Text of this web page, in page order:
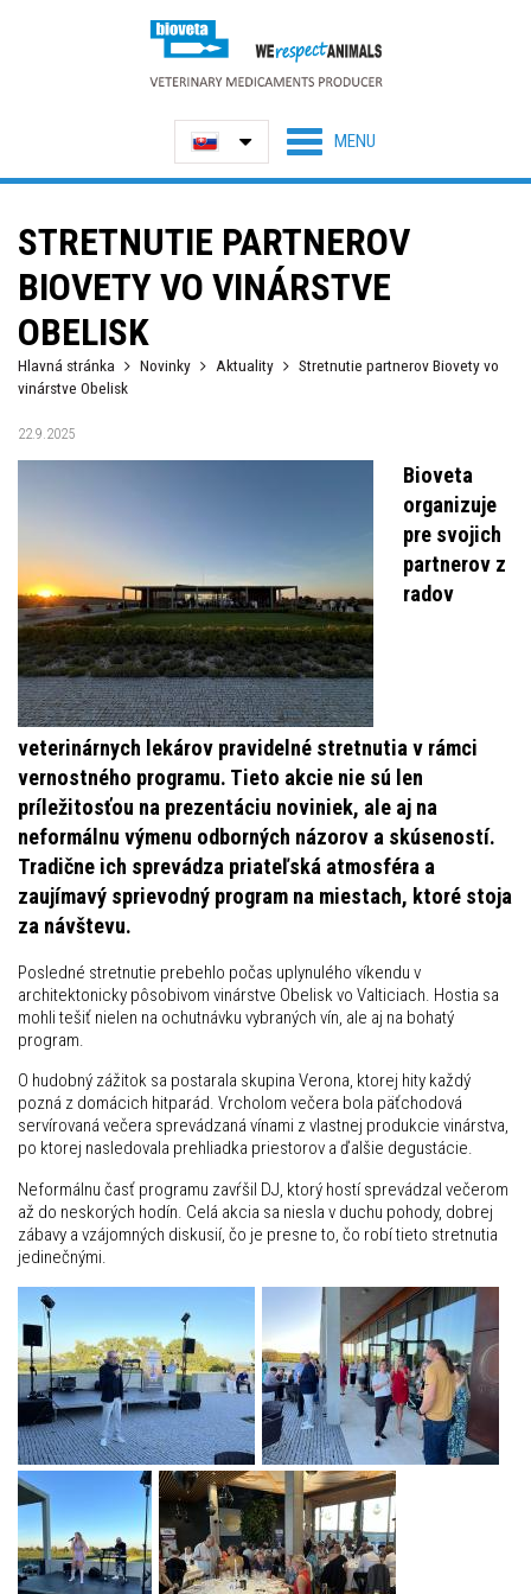
STRETNUTIE PARTNEROV
BIOVETY VO VINÁRSTVE
OBELISK
Hlavná stránka Novinky Aktuality
Stretnutie partnerov Biovety vo
vinárstve Obelisk
22.9.2025
Bioveta
organizuje
pre svojich
partnerov z
radov
veterinárnych lekárov pravidelné stretnutia v rámci
vernostného programu. Tieto akcie nie sú len
príležitosťou na prezentáciu noviniek, ale aj na
neformálnu výmenu odborných názorov a skúseností.
Tradične ich sprevádza priateľská atmosféra a
zaujímavý sprievodný program na miestach, ktoré stoja
za návštevu.
Posledné stretnutie prebehlo počas uplynulého víkendu v
architektonicky pôsobivom vinárstve Obelisk vo Valticiach. Hostia sa
mohli tešiť nielen na ochutnávku vybraných vín, ale aj na bohatý
program.
O hudobný zážitok sa postarala skupina Verona, ktorej hity každý
pozná z domácich hitparád. Vrcholom večera bola päťchodová
servírovaná večera sprevádzaná vínami z vlastnej produkcie vinárstva,
po ktorej nasledovala prehliadka priestorov a ďalšie degustácie.
Neformálnu časť programu zavŕšil DJ, ktorý hostí sprevádzal večerom
až do neskorých hodín. Celá akcia sa niesla v duchu pohody, dobrej
zábavy a vzájomných diskusií, čo je presne to, čo robí tieto stretnutia
jedinečnými.